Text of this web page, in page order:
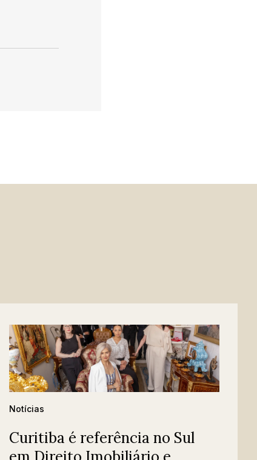
Notícias
Curitiba é referência no Sul